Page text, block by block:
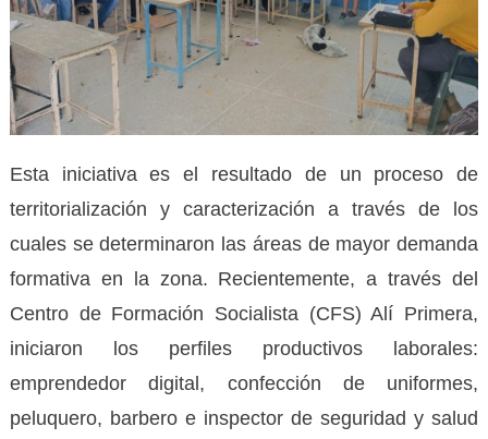
Esta iniciativa es el resultado de un proceso de
territorialización y caracterización a través de los
cuales se determinaron las áreas de mayor demanda
formativa en la zona. Recientemente, a través del
Centro de Formación Socialista (CFS) Alí Primera,
iniciaron los perfiles productivos laborales:
emprendedor digital, confección de uniformes,
peluquero, barbero e inspector de seguridad y salud